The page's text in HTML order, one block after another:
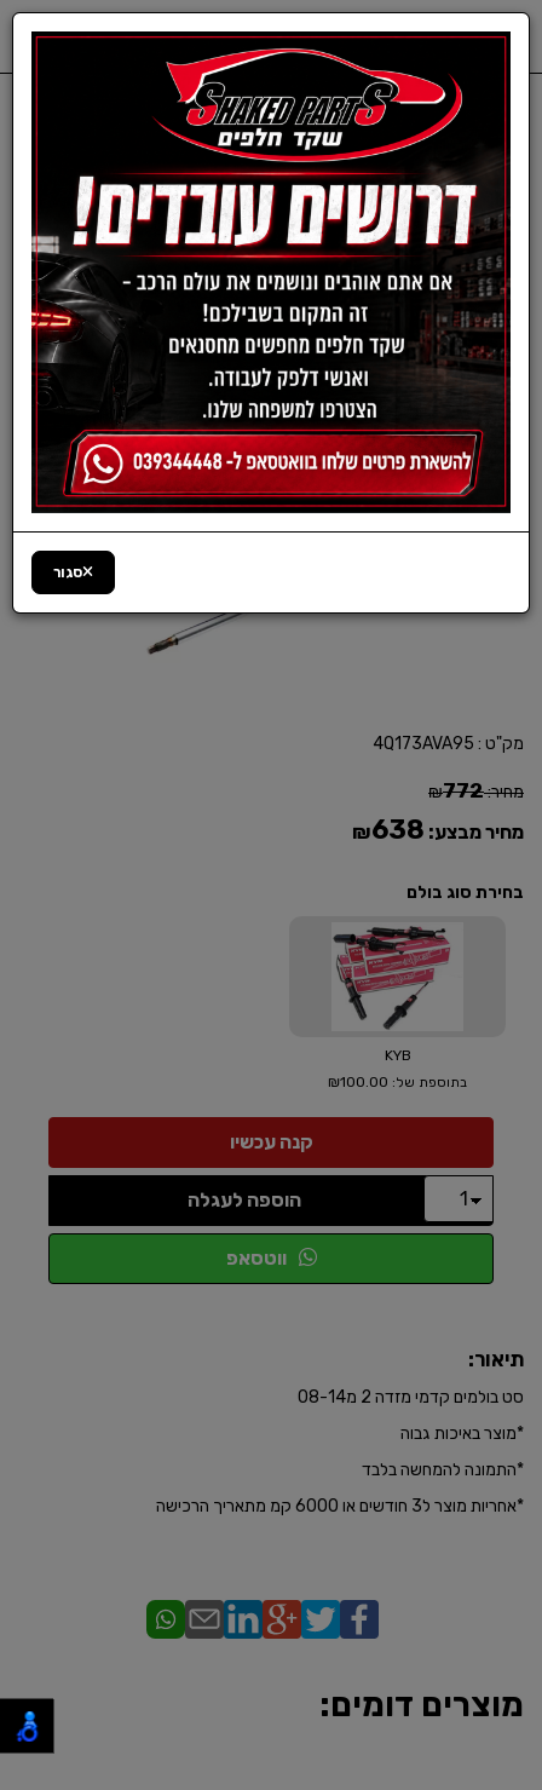
חלפים מכנים MAZDA בולמי זעזועים - מאזדה
סט בולמים קדמי מזדה 2
מ08-14
מק"ט : 4Q173AVA95
מחיר: ₪772
מחיר מבצע: ₪638
בחירת סוג בולם
KYB
בתוספת של: ₪100.00
הוספה לעגלה
ווטסאפ
תיאור:
סט בולמים קדמי מזדה 2 מ08-14
*מוצר באיכות גבוה
*התמונה להמחשה בלבד
*אחריות מוצר ל3 חודשים או 6000 קמ מתאריך הרכישה
מוצרים דומים:
סגור